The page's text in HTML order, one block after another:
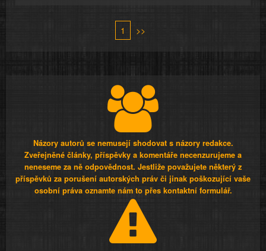
1 >>
Názory autorů se nemusejí shodovat s názory redakce.
Zveřejněné články, příspěvky a komentáře necenzurujeme a
neneseme za ně odpovědnost. Jestliže považujete některý z
příspěvků za porušení autorských práv či jinak poškozující vaše
osobní práva oznamte nám to přes kontaktní formulář.